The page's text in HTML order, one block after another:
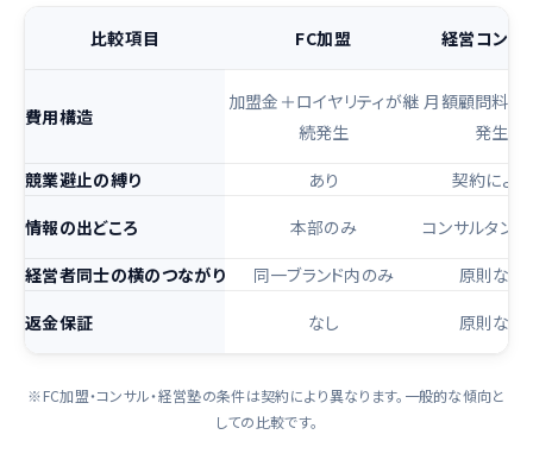
比較項目 FC加盟 経営コンサ
費用構造
加盟金＋ロイヤリティが継
続発生
月額顧問料が
発生
競業避止の縛り
あり
契約による
情報の出どころ
本部のみ
コンサルタン
経営者同士の横のつながり
同一ブランド内のみ
原則なし
返金保証
なし 原則なし
※FC加盟・コンサル・経営塾の条件は契約により異なります。一般的な傾向と
しての比較です。